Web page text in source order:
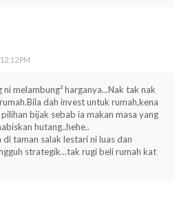
PM
ni melambung² harganya...Nak tak nak
dah invest untuk rumah,kena
bijak sebab ia makan masa yang
hutang..hehe..
di taman salak lestari ni luas dan
strategik...tak rugi beli rumah kat